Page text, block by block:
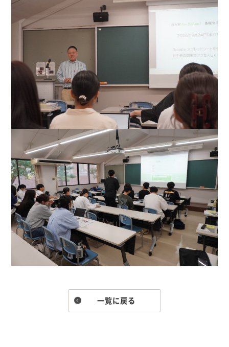
一覧に戻る